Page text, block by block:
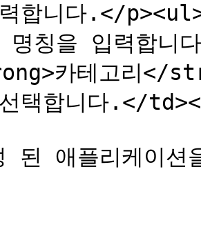
합니다.</
명칭을 입력
카테고리</
선택합니다.</
애플리케이션